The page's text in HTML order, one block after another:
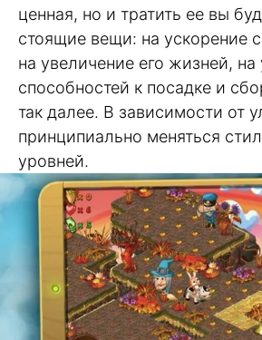
ценная, но и тратить ее вы
стоящие вещи: на ускорение
на увеличение его жизней, на
способностей к посадке и
так далее. В зависимости от
принципиально меняться
уровней.